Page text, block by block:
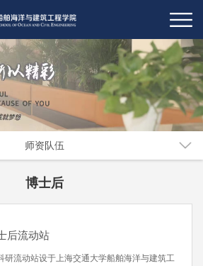
师资队伍
博士后
后流动站
研流动站设于上海交通大学船舶海洋与建筑工